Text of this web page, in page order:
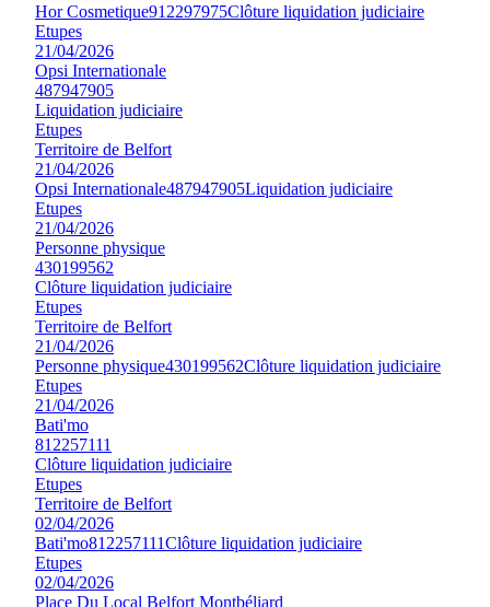
Hor Cosmetique912297975Clôture liquidation judiciaire
Etupes
21/04/2026
Opsi Internationale
487947905
Liquidation judiciaire
Etupes
Territoire de Belfort
21/04/2026
Opsi Internationale487947905Liquidation judiciaire
Etupes
21/04/2026
Personne physique
430199562
Clôture liquidation judiciaire
Etupes
Territoire de Belfort
21/04/2026
Personne physique430199562Clôture liquidation judiciaire
Etupes
21/04/2026
Bati'mo
812257111
Clôture liquidation judiciaire
Etupes
Territoire de Belfort
02/04/2026
Bati'mo812257111Clôture liquidation judiciaire
Etupes
02/04/2026
Place Du Local Belfort Montbéliard